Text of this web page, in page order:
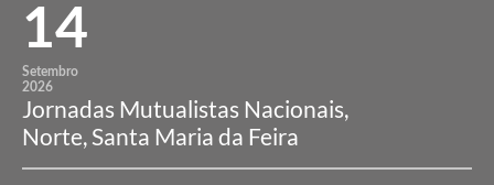
14
Setembro
2026
Jornadas Mutualistas Nacionais,
Norte, Santa Maria da Feira